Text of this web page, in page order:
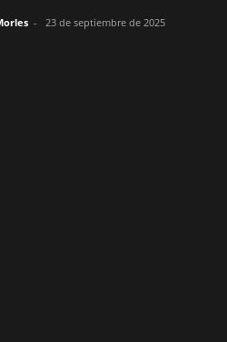
- 23 de septiembre de 2025